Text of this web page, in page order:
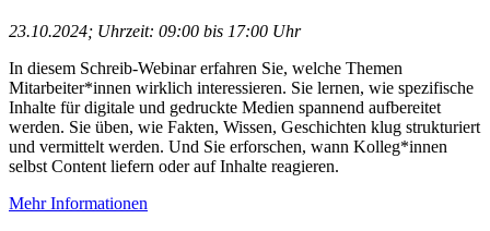
23.10.2024; Uhrzeit: 09:00 bis 17:00 Uhr
In diesem Schreib-Webinar erfahren Sie, welche Themen
Mitarbeiter*innen wirklich interessieren. Sie lernen, wie spezifische
Inhalte für digitale und gedruckte Medien spannend aufbereitet
werden. Sie üben, wie Fakten, Wissen, Geschichten klug strukturiert
und vermittelt werden. Und Sie erforschen, wann Kolleg*innen
selbst Content liefern oder auf Inhalte reagieren.
Mehr Informationen